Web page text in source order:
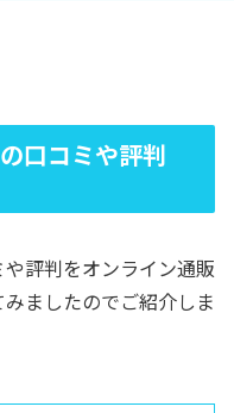
口コミや評判
評判をオンライン通販
ましたのでご紹介しま